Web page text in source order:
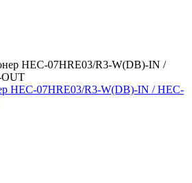
HEC-07HRE03/R3-W(DB)-IN / HEC-